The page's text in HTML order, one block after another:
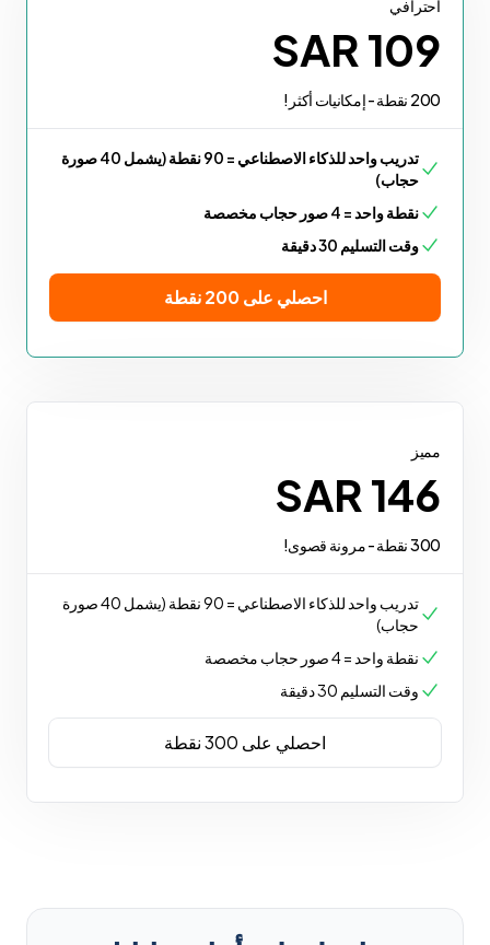
احترافي
SAR 109
200 نقطة - إمكانيات أكثر!
تدريب واحد للذكاء الاصطناعي = 90 نقطة (يشمل 40 صورة
حجاب)
نقطة واحد = 4 صور حجاب مخصصة
وقت التسليم 30 دقيقة
احصلي على 200 نقطة
مميز
SAR 146
300 نقطة - مرونة قصوى!
تدريب واحد للذكاء الاصطناعي = 90 نقطة (يشمل 40 صورة
حجاب)
نقطة واحد = 4 صور حجاب مخصصة
وقت التسليم 30 دقيقة
احصلي على 300 نقطة